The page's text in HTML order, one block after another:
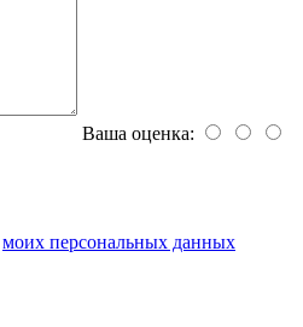
Ваша оценка:
моих персональных данных